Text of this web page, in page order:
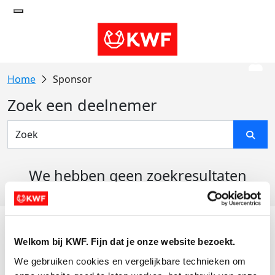
Welkom bij KWF. Fijn dat je onze website bezoekt.
We gebruiken cookies en vergelijkbare technieken om
Sponsor
Zoek een deelnemer
We hebben geen zoekresultaten
Actiematerialen
Evenementen